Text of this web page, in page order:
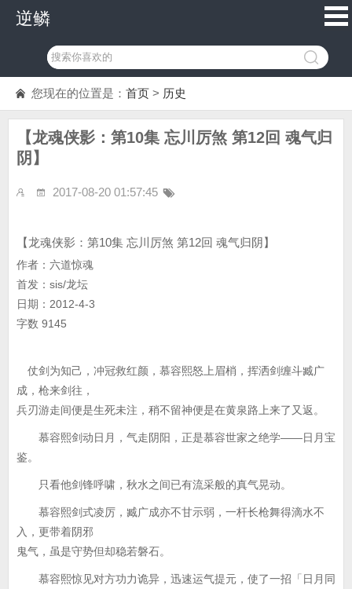
逆鳞
您现在的位置是： 首页 > 历史
【龙魂侠影：第10集 忘川厉煞 第12回 魂气归
阴】
2017-08-20 01:57:45
【龙魂侠影：第10集 忘川厉煞 第12回 魂气归阴】
作者：六道惊魂
首发：sis/龙坛
日期：2012-4-3
字数 9145
仗剑为知己，冲冠救红颜，慕容熙怒上眉梢，挥洒剑缠斗臧广
成，枪来剑往，
兵刃游走间便是生死未注，稍不留神便是在黄泉路上来了又返。
慕容熙剑动日月，气走阴阳，正是慕容世家之绝学——日月宝
鉴。
只看他剑锋呼啸，秋水之间已有流采般的真气晃动。
慕容熙剑式凌厉，臧广成亦不甘示弱，一杆长枪舞得滴水不
入，更带着阴邪
鬼气，虽是守势但却稳若磐石。
慕容熙惊见对方功力诡异，迅速运气提元，使了一招「日月同